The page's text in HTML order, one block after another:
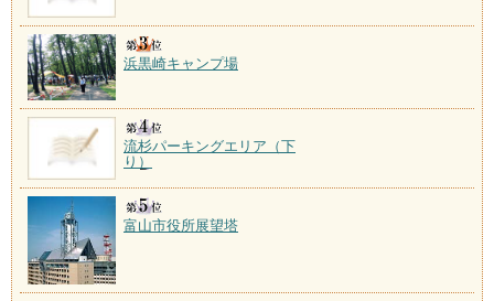
浜黒崎キャンプ場
流杉パーキングエリア（下
り）
富山市役所展望塔